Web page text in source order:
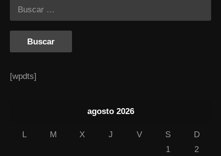
[wpdts]
agosto 2026
L M X J V S
D
1
2